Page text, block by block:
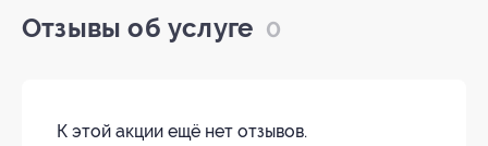
Отзывы об услуге 0
К этой акции ещё нет отзывов.